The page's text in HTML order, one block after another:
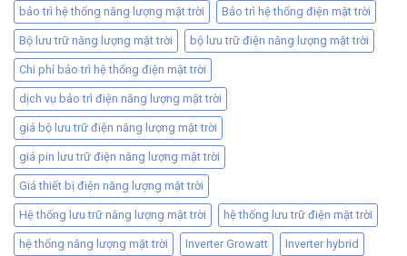
bảo trì hệ thống năng lượng mặt trời Bảo trì hệ thống điện mặt trời
Bộ lưu trữ năng lượng mặt trời bộ lưu trữ điện năng lượng mặt trời
Chi phí bảo trì hệ thống điện mặt trời
dịch vụ bảo trì điện năng lượng mặt trời
giá bộ lưu trữ điện năng lượng mặt trời
giá pin lưu trữ điện năng lượng mặt trời
Giá thiết bị điện năng lượng mặt trời
Hệ thống lưu trữ năng lượng mặt trời hệ thống lưu trữ điện mặt trời
hệ thống năng lượng mặt trời Inverter Growatt Inverter hybrid